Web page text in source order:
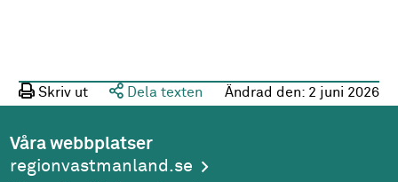
Skriv ut Dela texten Ändrad den: 2 juni 2026
Våra webbplatser
regionvastmanland.se